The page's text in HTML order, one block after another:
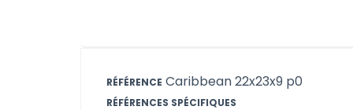
RÉFÉRENCE Caribbean 22x23x9 p0
RÉFÉRENCES SPÉCIFIQUES